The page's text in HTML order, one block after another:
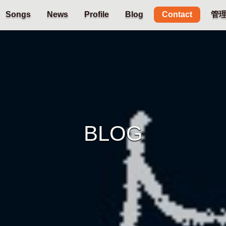
Songs News Profile Blog Contact 管
BLOG